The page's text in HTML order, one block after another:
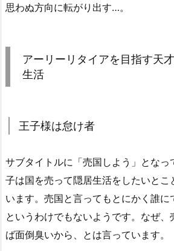
思わぬ方向に転がり出す…。
アーリーリタイアを目指す天
生活
王子様は怠け者
サブタイトルに「売国しよう」となっ
子は国を売って隠居生活をしたいとこ
います。売国と言ってもとにかく誰に
というわけでもないようです。なぜ、
ば面倒臭いから、とは言っています。